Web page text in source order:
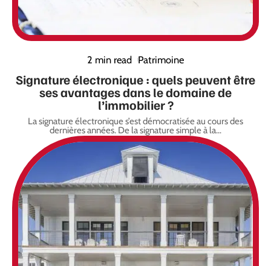
2 min read Patrimoine
Signature électronique : quels peuvent être
ses avantages dans le domaine de
l’immobilier ?
La signature électronique s’est démocratisée au cours des
dernières années. De la signature simple à la…